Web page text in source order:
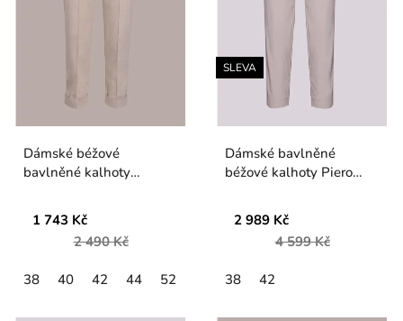
Dámské béžové
bavlněné kalhoty
1 743 Kč
2 490 Kč
38 40 42 44 52
SLEVA
Dámské bavlněné
béžové kalhoty Piero
2 989 Kč
4 599 Kč
38 42